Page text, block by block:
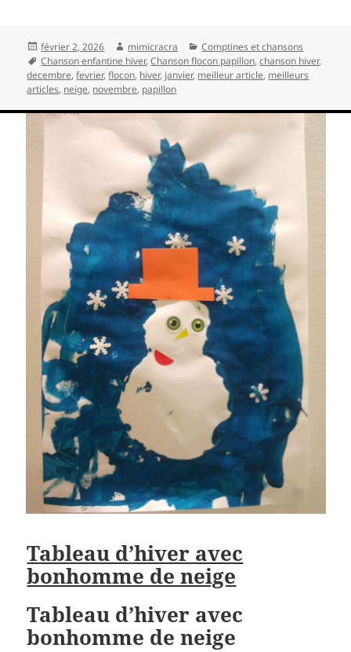
Publié
le
février 2, 2026 Auteur
mimicracra Catégories
Comptines et chansons
Mots-
clés
Chanson enfantine hiver,Chanson flocon papillon,chanson hiver,
decembre,fevrier,flocon, hiver, janvier, meilleur article, meilleurs
articles, neige, novembre, papillon
Tableau d’hiver avec
bonhomme de neige
Tableau d’hiver avec
bonhomme de neige